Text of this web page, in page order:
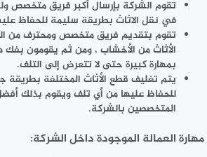
تقوم الشركة بإرسال أكبر فريق متخصص وله
في نقل الاثاث بطريقة سليمة للحفاظ
تقوم بتقديم فريق متخصص ومحترف من
الأثاث من الأخشاب ، ومن ثم يقومون بفك
بمهارة كبيرة حتى لا تتعرض إلى التلف.
يتم تغليف قطع الأثاث المختلفة بطريقة
للحفاظ عليها من أي تلف ويقوم بذلك
المتخصصين بالشركة.
مهارة العمالة الموجودة داخل الشركة: